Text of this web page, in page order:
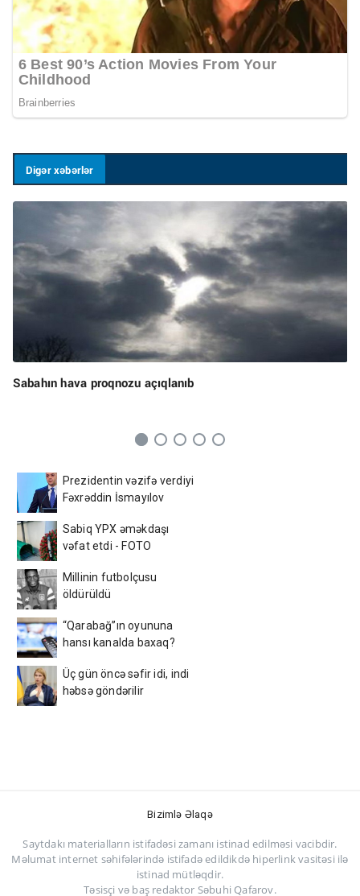
Digər xəbərlər
Sabahın hava proqnozu açıqlanıb
Prezidentin vəzifə verdiyi
Fəxrəddin İsmayılov
Sabiq YPX əməkdaşı
vəfat etdi - FOTO
Millinin futbolçusu
öldürüldü
“Qarabağ”ın oyununa
hansı kanalda baxaq?
Üç gün öncə səfir idi, indi
həbsə göndərilir
Bizimlə Əlaqə
Saytdakı materialların istifadəsi zamanı istinad edilməsi vacibdir.
Məlumat internet səhifələrində istifadə edildikdə hiperlink vasitəsi ilə
istinad mütləqdir.
Təsisçi və baş redaktor Səbuhi Qafarov.